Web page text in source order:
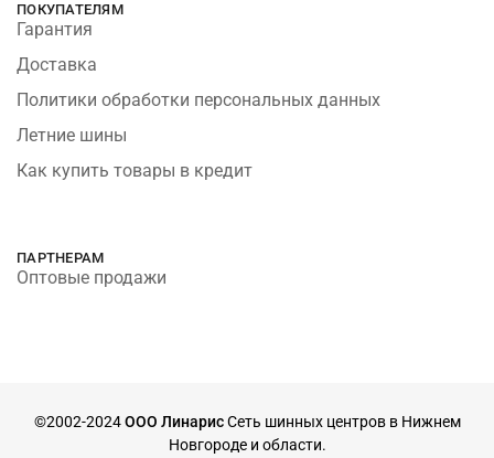
ПОКУПАТЕЛЯМ
Гарантия
Доставка
Политики обработки персональных данных
Летние шины
Как купить товары в кредит
ПАРТНЕРАМ
Оптовые продажи
©2002-2024ООО ЛинарисСеть шинных центров в Нижнем
Новгороде и области.